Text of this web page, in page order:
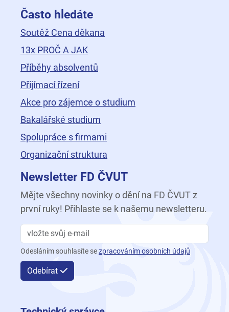
Často hledáte
Soutěž Cena děkana
13x PROČ A JAK
Příběhy absolventů
Přijímací řízení
Akce pro zájemce o studium
Bakalářské studium
Spolupráce s firmami
Organizační struktura
Newsletter FD ČVUT
Mějte všechny novinky o dění na FD ČVUT z
první ruky! Přihlaste se k našemu newsletteru.
Odesláním souhlasíte sezpracováním osobních údajů
Odebírat